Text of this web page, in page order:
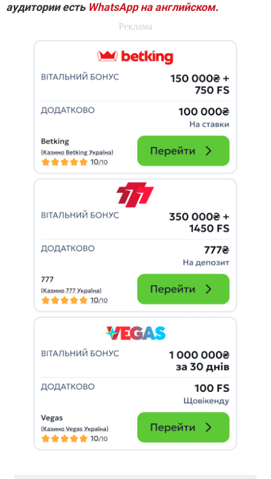
аудиторииесть WhatsApp на английском.